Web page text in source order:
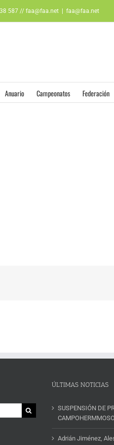
587 // faa@faa.net faa@faa.net
Anuario Campeonatos Federación
ÚLTIMAS NOTICIAS
SUSPENSIÓN DE
Adrián Jiménez,